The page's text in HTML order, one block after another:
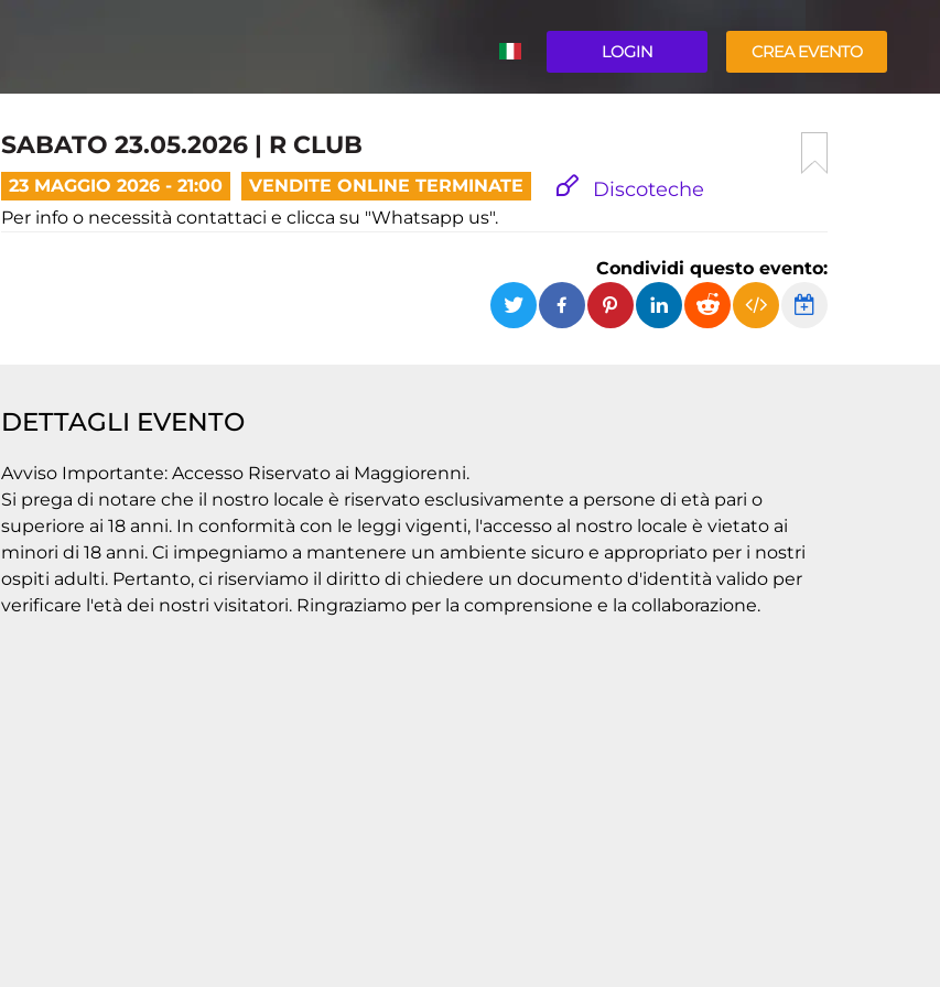
LOGIN CREA EVENTO
SABATO 23.05.2026 | R CLUB
23 MAGGIO 2026 - 21:00 VENDITE ONLINE TERMINATE Discoteche
Per info o necessità contattaci e clicca su "Whatsapp us".
Condividi questo evento:
DETTAGLI EVENTO
Avviso Importante: Accesso Riservato ai Maggiorenni.
Si prega di notare che il nostro locale è riservato esclusivamente a persone di età pari o
superiore ai 18 anni. In conformità con le leggi vigenti, l'accesso al nostro locale è vietato ai
minori di 18 anni. Ci impegniamo a mantenere un ambiente sicuro e appropriato per i nostri
ospiti adulti. Pertanto, ci riserviamo il diritto di chiedere un documento d'identità valido per
verificare l'età dei nostri visitatori. Ringraziamo per la comprensione e la collaborazione.